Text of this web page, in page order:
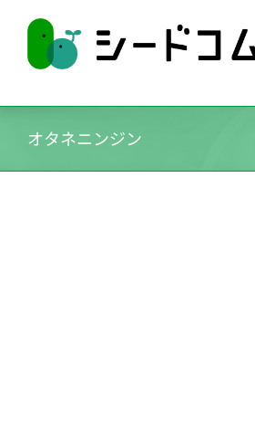
content
オタネニンジン